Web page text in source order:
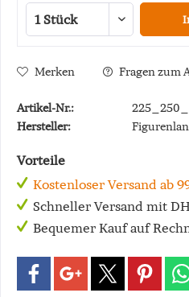
Merken Fragen zum
Artikel-Nr.:
Hersteller:
Vorteile
Kostenloser Versand ab
Schneller Versand mit
Bequemer Kauf auf